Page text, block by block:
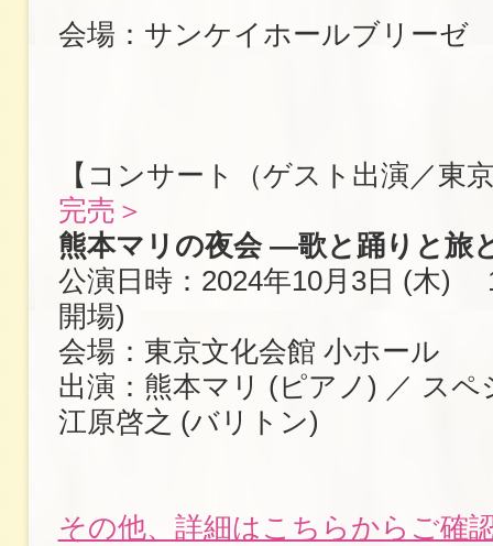
会場：サンケイホールブリーゼ
【コンサート（ゲスト出演／東
完売＞
熊本マリの夜会 ―歌と踊りと旅
公演日時：2024年10月3日 (木)
開場)
会場：東京文化会館 小ホール
出演：熊本マリ (ピアノ) ／ スペ
江原啓之 (バリトン)
その他、詳細はこちらからご確